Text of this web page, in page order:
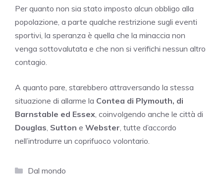
Per quanto non sia stato imposto alcun obbligo alla
popolazione, a parte qualche restrizione sugli eventi
sportivi, la speranza è quella che la minaccia non
venga sottovalutata e che non si verifichi nessun altro
contagio.
A quanto pare, starebbero attraversando la stessa
situazione di allarme la Contea di Plymouth, di
Barnstable ed Essex , coinvolgendo anche le città di
Douglas Sutton e Webster , tutte d’accordo
nell’introdurre un coprifuoco volontario.
Categorie
Dal mondo